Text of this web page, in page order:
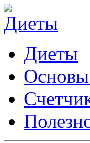
Диеты
Основы